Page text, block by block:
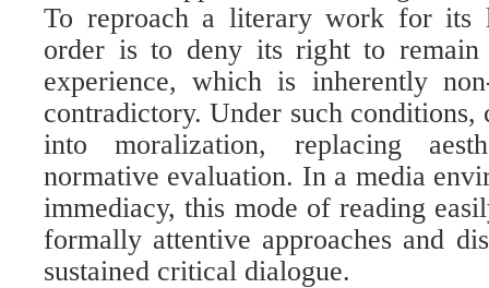
To reproach a literary work for its
order is to deny its right to
experience, which is inherently
contradictory. Under such
into moralization, replacing
normative evaluation. In a media
immediacy, this mode of reading
formally attentive approaches and
sustained critical dialogue.